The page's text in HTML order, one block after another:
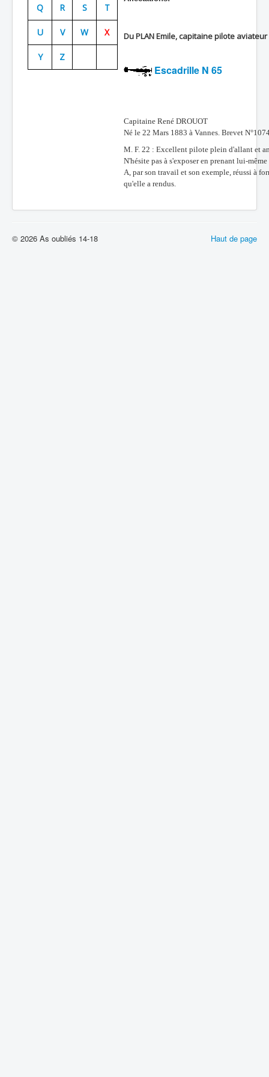
Batailles
Les As
Cahiers des As
Q R S T
U V W X
Y Z
Du PLAN Emile, capitaine pilote
Escadrille N 65
Capitaine René DROUOT
Né le 22 Mars 1883 à Vannes. Brevet
M. F. 22 : Excellent pilote plein d'allant et
N'hésite pas à s'exposer en prenant lui-
A, par son travail et son exemple, réussi à
qu'elle a rendus.
Haut de page
© 2026 As oubliés 14-18